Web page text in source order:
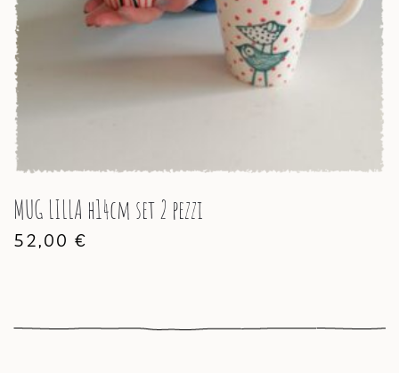
MUG LILLA h14cm set 2 pezzi
52,00 €